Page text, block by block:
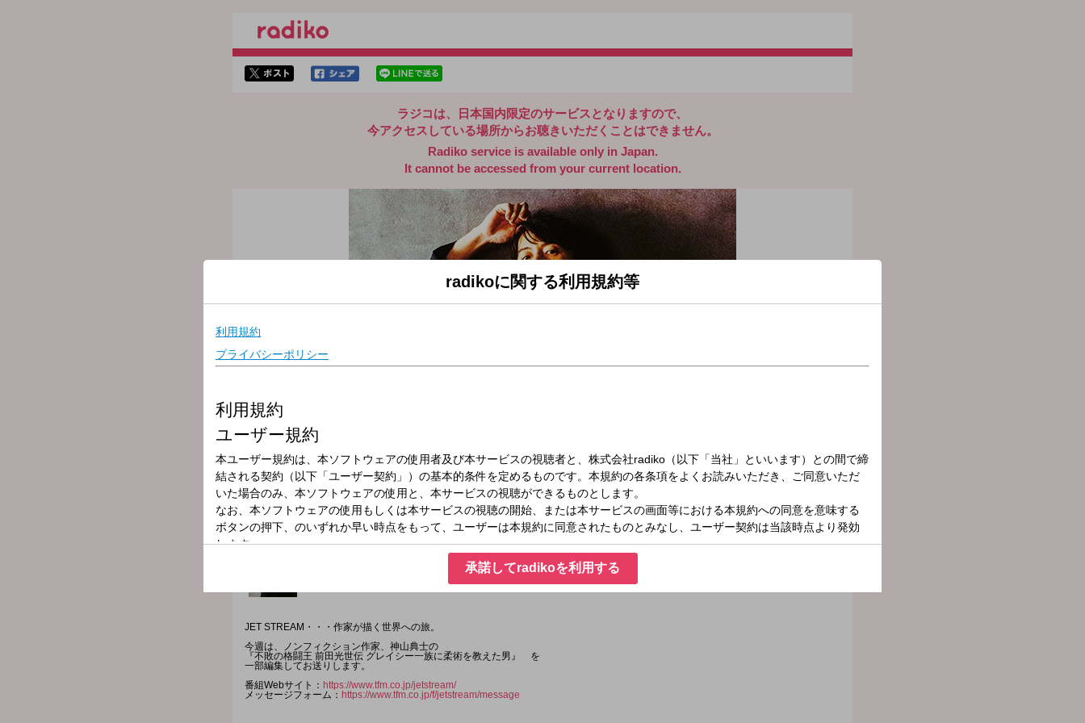
ラジコは、日本国内限定のサービスとなりますので、
今アクセスしている場所からお聴きいただくことはできません。
Radiko service is available only in Japan.
It cannot be accessed from your current location.
放送局
放送時間
2026年6月9日（火）24:00～24:55
番組名
JET STREAM
JET STREAM・・・作家が描く世界への旅。
今週は、ノンフィクション作家、神山典士の
『不敗の格闘王 前田光世伝 グレイシー一族に柔術を教えた男』 を
一部編集してお送りします。
番組Webサイト： https://www.tfm.co.jp/jetstream/
メッセージフォーム： https://www.tfm.co.jp/f/jetstream/message
radikoに関する利用規約等
承諾してradikoを利用する